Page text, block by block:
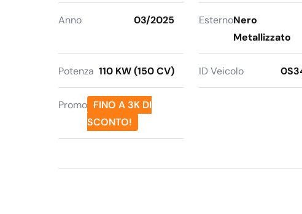
Anno 03/2025 EsternoNero
Metallizzato
Potenza 110 KW (150 CV) ID Veicolo
Promo FINO A 3K DI
SCONTO!